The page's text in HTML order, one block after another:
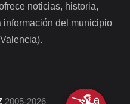
noticias, historia,
información del municipio
2005-2026